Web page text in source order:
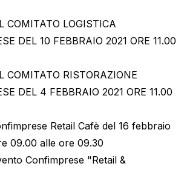
COMITATO LOGISTICA
DEL 10 FEBBRAIO 2021 ORE 11.00
COMITATO RISTORAZIONE
DEL 4 FEBBRAIO 2021 ORE 11.00
Retail Cafè del 16 febbraio
09.00 alle ore 09.30
Confimprese "Retail &